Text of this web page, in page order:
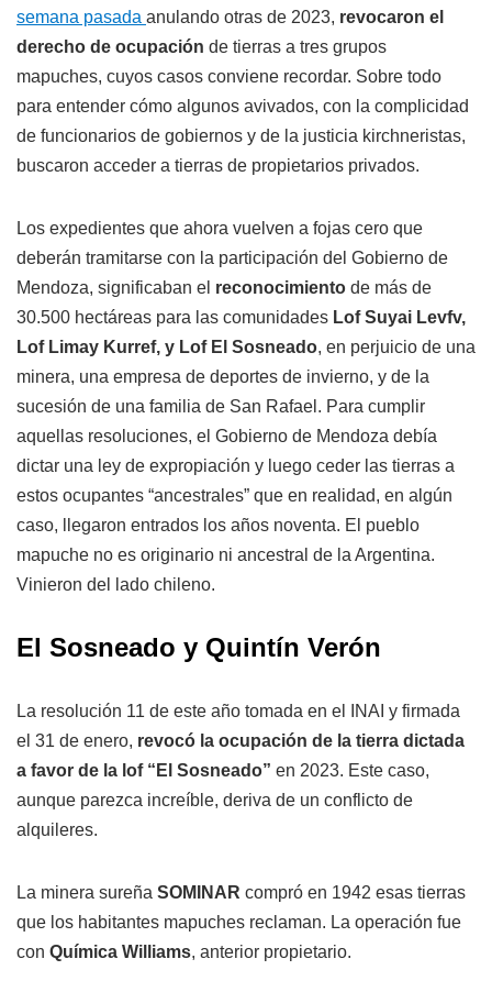
semana pasada anulando otras de 2023, revocaron el
derecho de ocupación de tierras a tres grupos
mapuches, cuyos casos conviene recordar. Sobre todo
para entender cómo algunos avivados, con la complicidad
de funcionarios de gobiernos y de la justicia kirchneristas,
buscaron acceder a tierras de propietarios privados.
Los expedientes que ahora vuelven a fojas cero que
deberán tramitarse con la participación del Gobierno de
Mendoza, significaban el reconocimiento de más de
30.500 hectáreas para las comunidades Lof Suyai Levfv,
Lof Limay Kurref, y Lof El Sosneado, en perjuicio de una
minera, una empresa de deportes de invierno, y de la
sucesión de una familia de San Rafael. Para cumplir
aquellas resoluciones, el Gobierno de Mendoza debía
dictar una ley de expropiación y luego ceder las tierras a
estos ocupantes “ancestrales” que en realidad, en algún
caso, llegaron entrados los años noventa. El pueblo
mapuche no es originario ni ancestral de la Argentina.
Vinieron del lado chileno.
El Sosneado y Quintín Verón
La resolución 11 de este año tomada en el INAI y firmada
el 31 de enero, revocó la ocupación de la tierra dictada
a favor de la lof “El Sosneado” en 2023. Este caso,
aunque parezca increíble, deriva de un conflicto de
alquileres.
La minera sureña SOMINAR compró en 1942 esas tierras
que los habitantes mapuches reclaman. La operación fue
con Química Williams, anterior propietario.